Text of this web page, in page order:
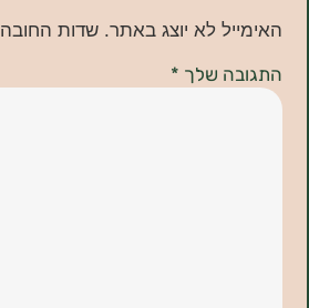
לא יוצג באתר. שדות החובה מסומנים
שלך*